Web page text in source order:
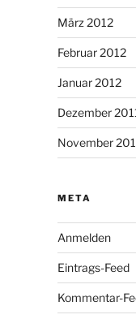
März 2012
Februar 2012
Januar 2012
Dezember
November
META
Anmelden
Eintrags-Feed
Kommentar-